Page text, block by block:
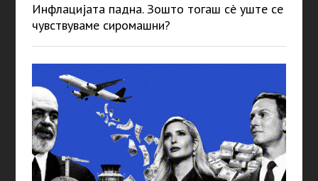
Инфлацијата падна. Зошто тогаш сè уште се
чувствуваме сиромашни?